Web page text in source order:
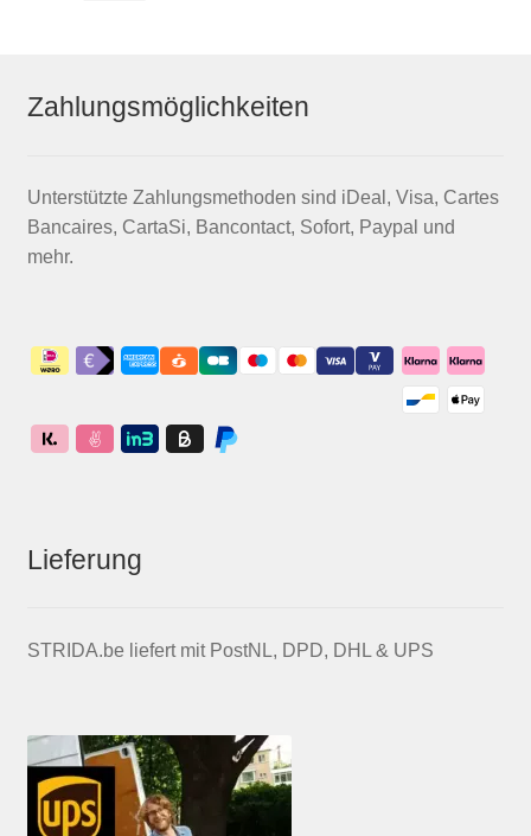
Zahlungsmöglichkeiten
Unterstützte Zahlungsmethoden sind iDeal, Visa, Cartes
Bancaires, CartaSi, Bancontact, Sofort, Paypal und
mehr.
Lieferung
STRIDA.be liefert mit PostNL, DPD, DHL & UPS